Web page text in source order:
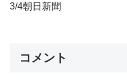
3/4朝日新聞
コメント